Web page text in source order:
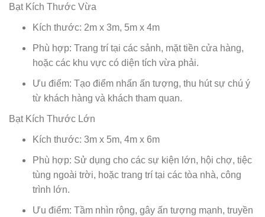
Bạt Kích Thước Vừa
Kích thước: 2m x 3m, 5m x 4m
Phù hợp: Trang trí tại các sảnh, mặt tiền cửa hàng,
hoặc các khu vực có diện tích vừa phải.
Ưu điểm: Tạo điểm nhấn ấn tượng, thu hút sự chú ý
từ khách hàng và khách tham quan.
Bạt Kích Thước Lớn
Kích thước: 3m x 5m, 4m x 6m
Phù hợp: Sử dụng cho các sự kiện lớn, hội chợ, tiệc
tùng ngoài trời, hoặc trang trí tại các tòa nhà, công
trình lớn.
Ưu điểm: Tầm nhìn rộng, gây ấn tượng mạnh, truyền